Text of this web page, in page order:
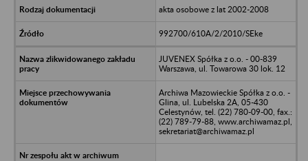
akta osobowe z lat 2002-2008
992700/610A/2/2010/SEke
JUVENEX Spółka z o.o. - 00-839
Warszawa, ul. Towarowa 30 lok. 12
Archiwa Mazowieckie Spółka z o.o. -
Glina, ul. Lubelska 2A, 05-430
Celestynów, tel. (22) 780-09-00, fax.:
(22) 789-79-88, www.archiwamaz.pl,
sekretariat@archiwamaz.pl